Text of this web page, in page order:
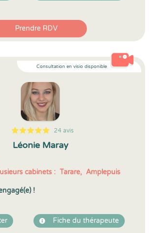
Prendre RDV
Consultation en visio disponible
5
1
5
24 24 avis
Léonie Maray
cabinets : Tarare, Amplepuis
!
Fiche du thérapeute